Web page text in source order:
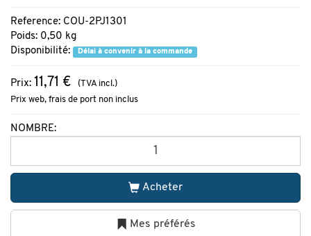
Reference: COU-2PJ1301
Poids: 0,50 kg
Disponibilité:
Délai à convenir à la commande
Prix: 11,71 €
(TVA incl.)
Prix web, frais de port non inclus
NOMBRE:
Acheter
Mes préférés